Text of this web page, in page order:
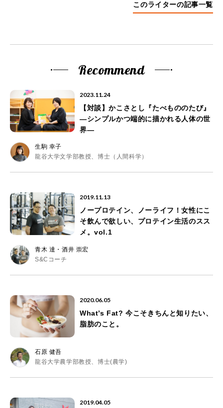
このライターの記事一覧
Recommend
2023.11.24
【対談】かこさとし『たべもののたび』
―シンプルかつ端的に描かれる人体の世
界―
生駒 幸子
龍谷大学文学部教授、博士（人間科学）
2019.11.13
ノープロテイン、ノーライフ！女性にこ
そ飲んで欲しい、プロテイン生活のスス
メ。vol.1
青木 達・酒井 崇宏
S&Cコーチ
2020.06.05
What’s Fat? 今こそきちんと知りたい、
脂肪のこと。
石原 健吾
龍谷大学農学部教授、博士(農学)
2019.04.05